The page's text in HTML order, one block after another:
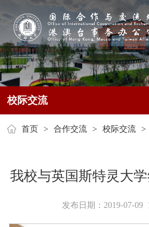
校际交流
首页 > 合作交流 > 校际交流 >
我校与英国斯特灵大
发布日期：2019-07-09